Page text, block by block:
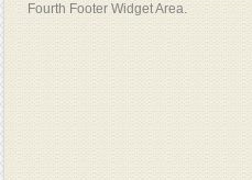
Fourth Footer Widget Area.